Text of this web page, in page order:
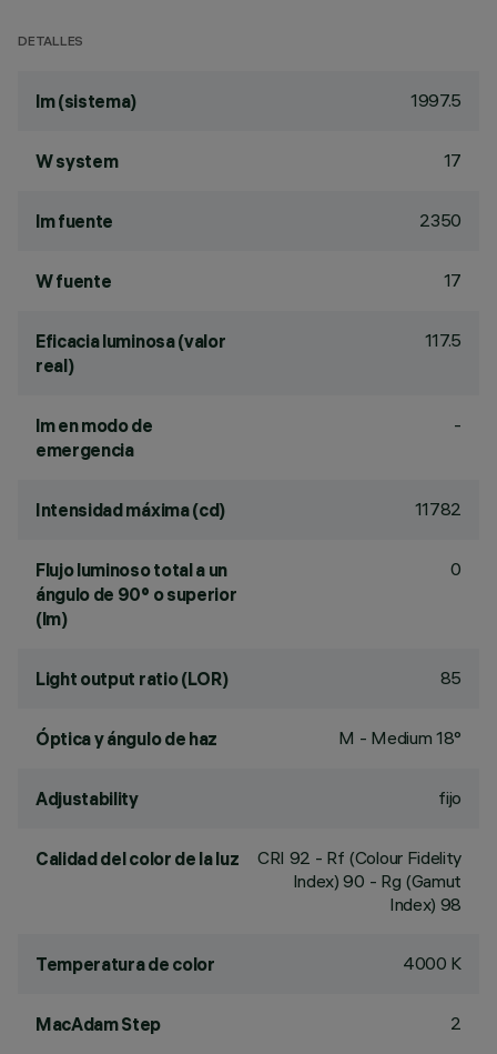
DETALLES
lm (sistema) 1997.5
W system 17
lm fuente 2350
W fuente 17
Eficacia luminosa (valor
real)
117.5
lm en modo de
emergencia
-
Intensidad máxima (cd) 11782
Flujo luminoso total a un
ángulo de 90° o superior
(lm)
0
Light output ratio (LOR) 85
Óptica y ángulo de haz M - Medium 18°
Adjustability fijo
Calidad del color de la luz CRI 92 - Rf (Colour Fidelity
Index) 90 - Rg (Gamut
Index) 98
Temperatura de color 4000 K
MacAdam Step 2